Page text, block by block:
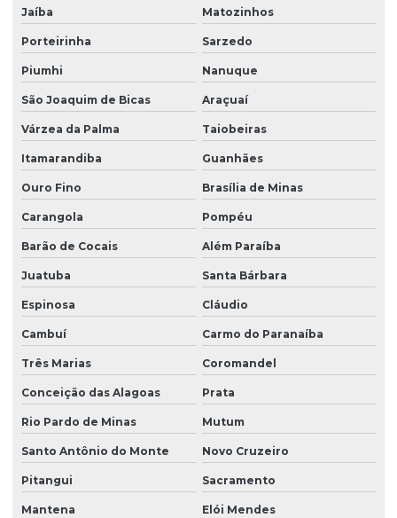
Jaíba Matozinhos
Porteirinha Sarzedo
Piumhi Nanuque
São Joaquim de Bicas Araçuaí
Várzea da Palma Taiobeiras
Itamarandiba Guanhães
Ouro Fino Brasília de Minas
Carangola Pompéu
Barão de Cocais Além Paraíba
Juatuba Santa Bárbara
Espinosa Cláudio
Cambuí Carmo do Paranaíba
Três Marias Coromandel
Conceição das Alagoas Prata
Rio Pardo de Minas Mutum
Santo Antônio do Monte Novo Cruzeiro
Pitangui Sacramento
Mantena Elói Mendes